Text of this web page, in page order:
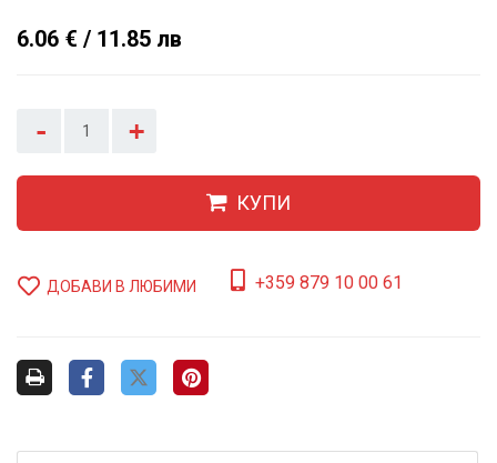
6.06 € / 11.85 лв
- +
КУПИ
ДОБАВИ В ЛЮБИМИ +359 879 10 00 61